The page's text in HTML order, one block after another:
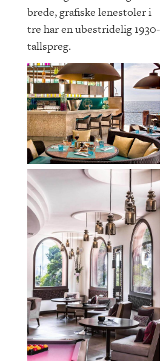
brede, grafiske lenestoler i
tre har en ubestridelig 1930-
tallspreg.